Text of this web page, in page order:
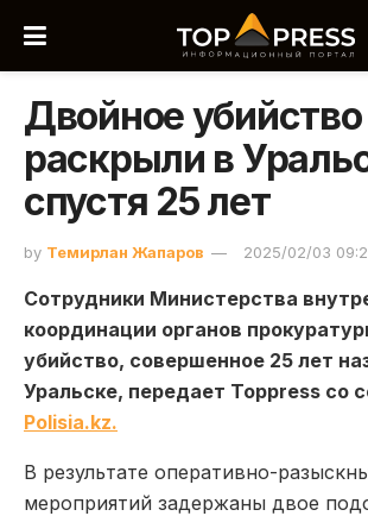
Двойное убийство
раскрыли в
спустя 25 лет
by Темирлан Жапаров 2025/02/03
Сотрудники Министерства
координации органов
убийство, совершенное 25 лет
Уральске, передает Toppress со
Polisia.kz.
В результате оперативно-
мероприятий задержаны двое